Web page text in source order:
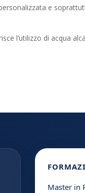
e
l’utilizzo di acqua
Master in